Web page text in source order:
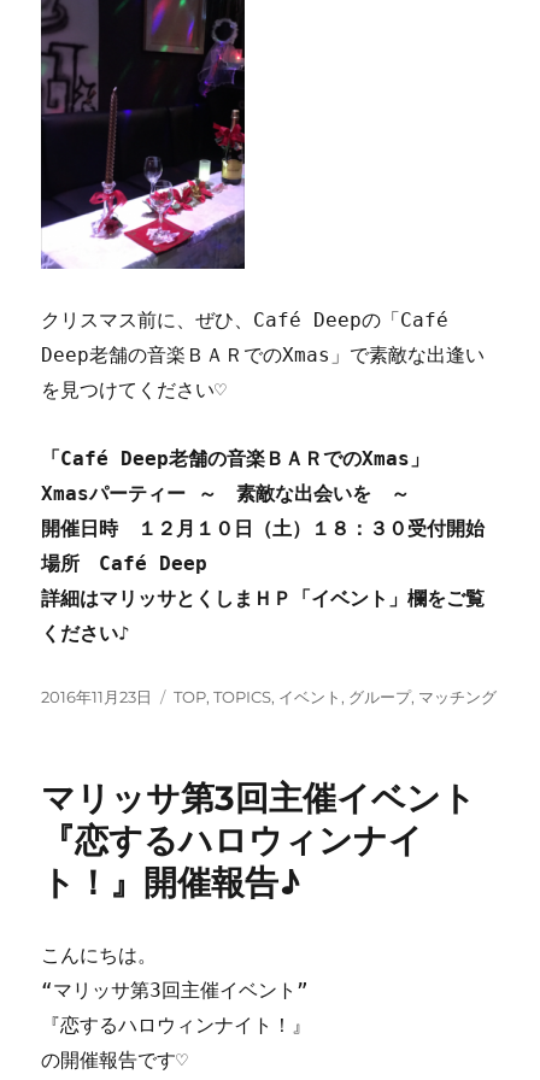
クリスマス前に、ぜひ、Café Deepの「Café
Deep老舗の音楽ＢＡＲでのXmas」で素敵な出逢い
を見つけてください♡
「Café Deep老舗の音楽ＢＡＲでのXmas 」
Xmasパーティー ～ 素敵な出会いを ～
開催日時 １２月１０日（土）１８：３０受付開始
場所 Café Deep
詳細はマリッサとくしまＨＰ「イベント」欄をご覧
ください♪
投
2016年11月23日
カ
ー
TOP,TOPICS, イベント , グループ, マッチング
マリッサ第3回主催イベント
『恋するハロウィンナイ
ト！』開催報告♪
こんにちは。
“マリッサ第3回主催イベント”
『恋するハロウィンナイト！』
の開催報告です♡